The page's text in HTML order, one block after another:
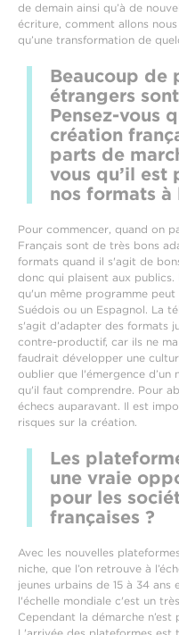
de demain ainsi qu’à de
écriture, comment allons
qu’une transformation de
Beaucoup de
étrangers
Pensez-vous
création
parts de
vous qu’il est
nos formats à
Pour commencer, quand on
Français sont de très bons
formats quand il s'agit de
donc qui plaisent aux
qu'un même programme peut
Suédois ou un Espagnol. La
s'agit d’adapter des formats
contre-productif, car ils ne
faudrait développer une
oublier que l'émergence d’un
qu'il faut comprendre. Pour
échecs auparavant. Il est
risques sur la création.
Les
une vraie
pour les
françaises ?
Avec les nouvelles
niche, que l’on retrouve à
jeunes urbains de 15 à 34
l'échelle mondiale c'est un
Cependant la démarche